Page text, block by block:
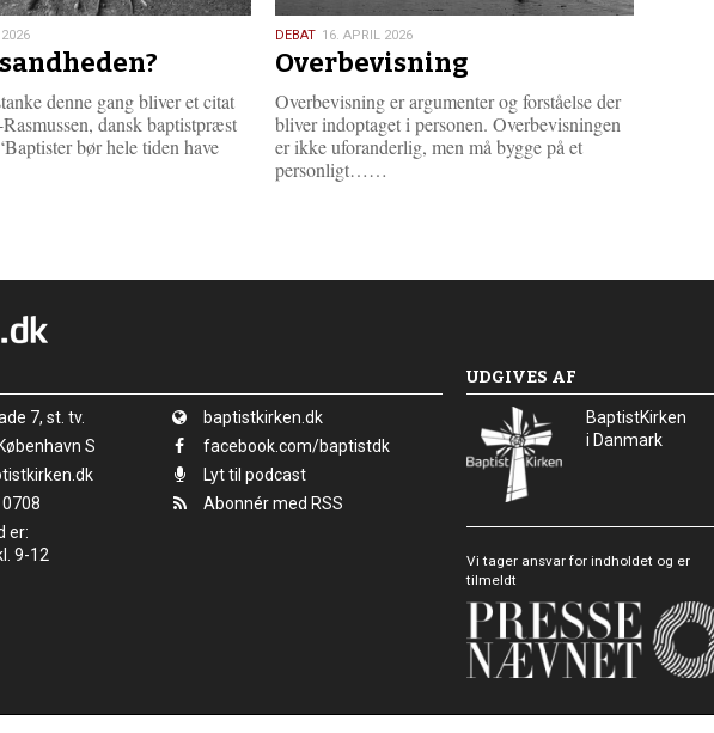
denne gang bliver et citat
dansk baptistpræst
bør hele tiden have
16.
april
2026
DEBAT 16. APRIL 2026
Overbevisning
Overbevisning er argumenter og forståelse der
bliver indoptaget i personen. Overbevisningen
er ikke uforanderlig, men må bygge på et
personligt……
r
7, st. tv.
København S
er:
9-12
baptistkirken.dk
Facebook:
facebook.com/baptistdk
Lyt til podcast
Abonnér med RSS
UDGIVES AF
BaptistKirken
i Danmark
Vi tager ansvar for indholdet og er
tilmeldt